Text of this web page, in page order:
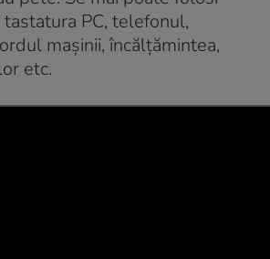
PC, telefonul,
mașinii, încălțămintea,
etc.